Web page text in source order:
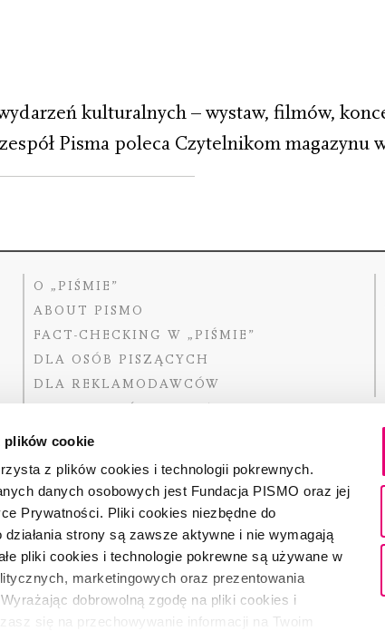
plików cookie
z plików cookies i technologii pokrewnych.
danych osobowych jest Fundacja PISMO oraz jej
Prywatności. Pliki cookies niezbędne do
działania strony są zawsze aktywne i nie wymagają
pliki cookies i technologie pokrewne są używane w
marketingowych oraz prezentowania
dobrowolną zgodę na pliki cookies i
się na przechowywanie informacji na Twoim
kulturalnych – wystaw, filmów,
Pisma poleca Czytelnikom magazynu
O „PIŚMIE”
ABOUT PISMO
FACT-CHECKING W „PIŚMIE”
DLA OSÓB PISZĄCYCH
DLA REKLAMODAWCÓW